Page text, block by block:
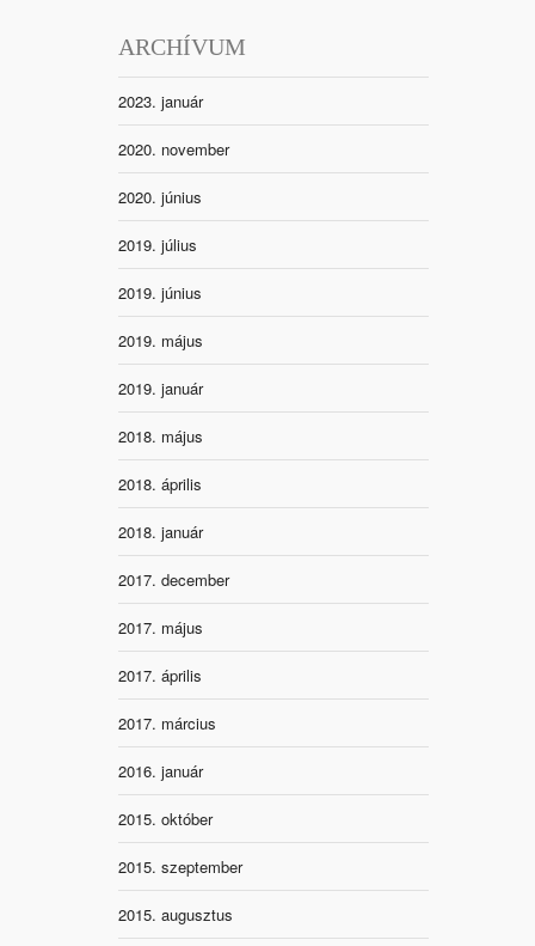
ARCHÍVUM
2023. január
2020. november
2020. június
2019. július
2019. június
2019. május
2019. január
2018. május
2018. április
2018. január
2017. december
2017. május
2017. április
2017. március
2016. január
2015. október
2015. szeptember
2015. augusztus